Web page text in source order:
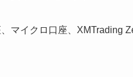
マイクロ口座、XMTrading